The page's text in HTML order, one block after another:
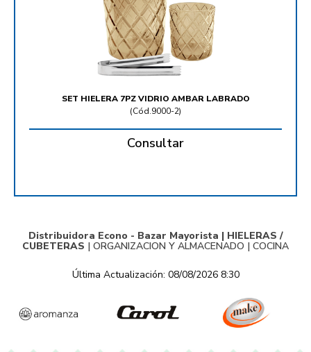
SET HIELERA 7PZ VIDRIO AMBAR LABRADO
(Cód.9000-2)
Consultar
Distribuidora Econo - Bazar Mayorista | HIELERAS /
CUBETERAS | ORGANIZACION Y ALMACENADO | COCINA
Última Actualización: 08/08/2026 8:30